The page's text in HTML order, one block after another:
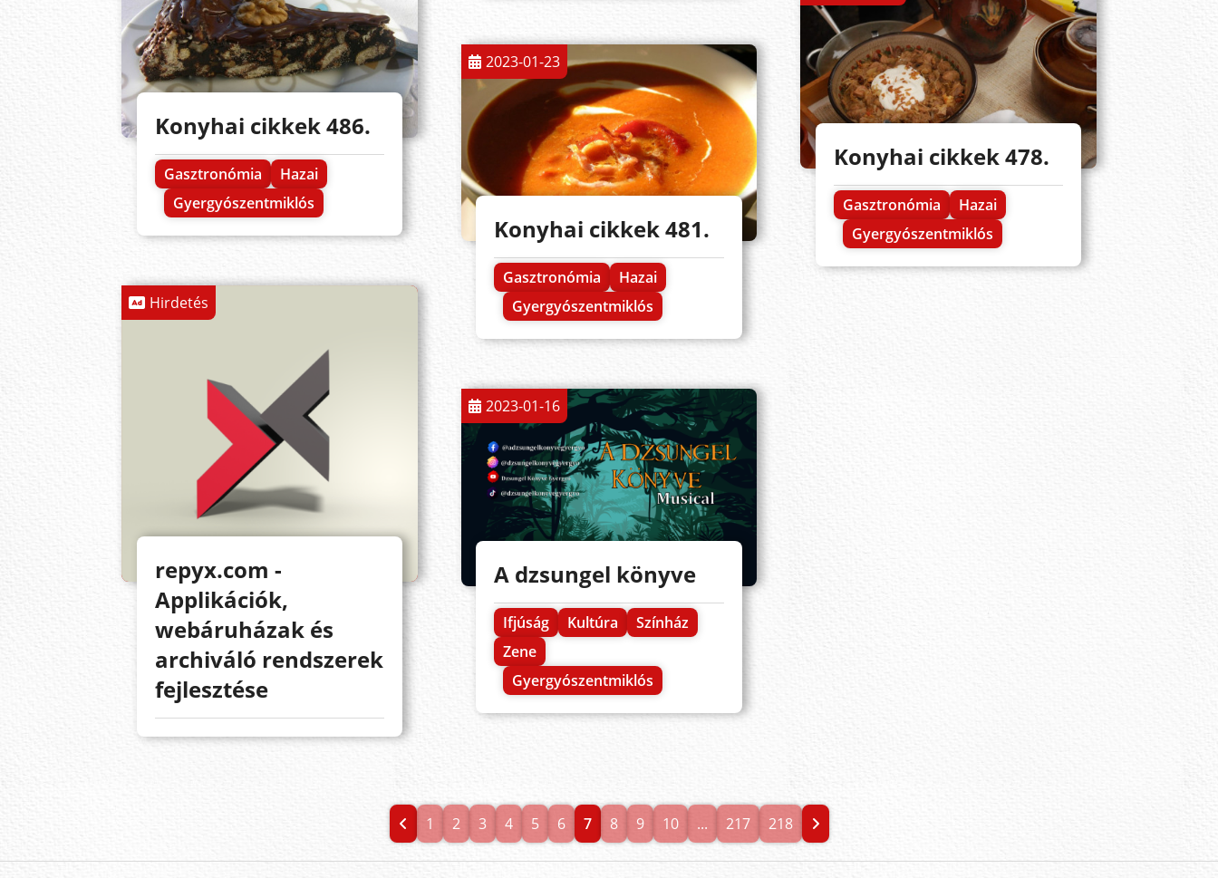
Konyhai cikkek 486.
Gasztronómia
Hazai
Gyergyószentmiklós
Hirdetés
repyx.com -
Applikációk,
webáruházak és
archiváló rendszerek
fejlesztése
2023-01-23
Konyhai cikkek 481.
Gasztronómia
Hazai
Gyergyószentmiklós
2023-01-16
A dzsungel könyve
Ifjúság Kultúra
Színház
Zene
Gyergyószentmiklós
Konyhai cikkek 478.
Gasztronómia
Hazai
Gyergyószentmiklós
1 2 3 4 5 6 7 8 9 10 ... 217 218